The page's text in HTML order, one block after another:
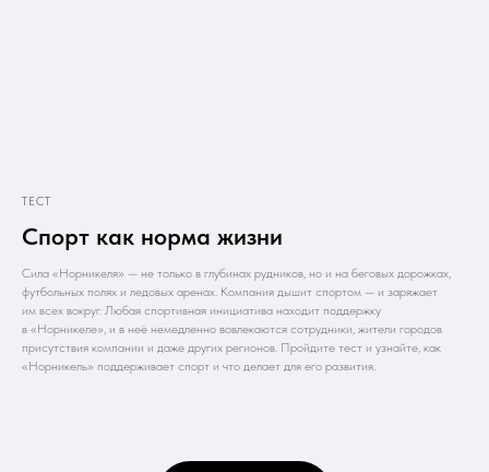
ТЕСТ
Спорт как норма жизни
Сила «Норникеля» — не только в глубинах рудников, но и на беговых дорожках,
футбольных полях и ледовых аренах. Компания дышит спортом — и заряжает
им всех вокруг. Любая спортивная инициатива находит поддержку
в «Норникеле», и в неё немедленно вовлекаются сотрудники, жители городов
присутствия компании и даже других регионов. Пройдите тест и узнайте, как
«Норникель» поддерживает спорт и что делает для его развития.